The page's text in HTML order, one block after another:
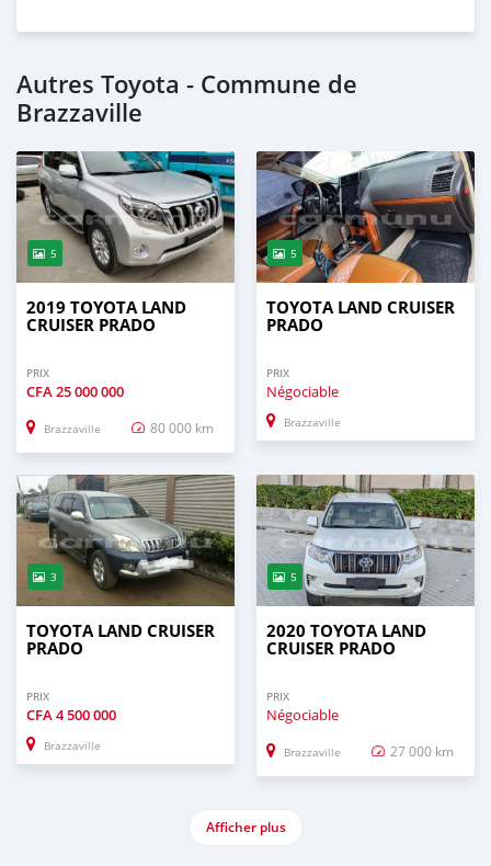
Autres Toyota - Commune de
Brazzaville
5
2019 TOYOTA LAND
CRUISER PRADO
PRIX
CFA25 000 000
Brazzaville 80 000 km
5
TOYOTA LAND CRUISER
PRADO
PRIX
Négociable
Brazzaville
3
TOYOTA LAND CRUISER
PRADO
PRIX
CFA4 500 000
Brazzaville
5
2020 TOYOTA LAND
CRUISER PRADO
PRIX
Négociable
Brazzaville 27 000 km
Afficher plus